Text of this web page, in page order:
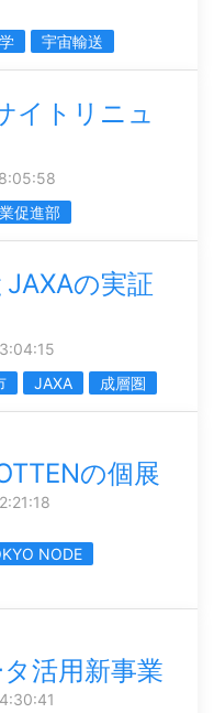
宇宙輸送
イトリニュ
促進部
の実証
JAXA 成層圏
の個展
NODE
活用新事業